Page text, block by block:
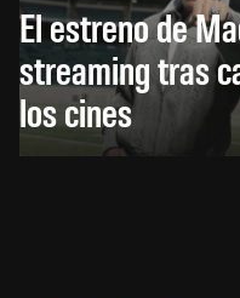
El estreno de
streaming tras
los cines